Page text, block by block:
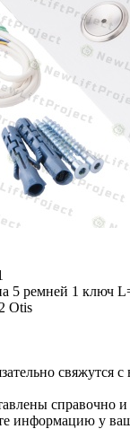
5 ремней 1 ключ
Otis
свяжутся с
справочно и
информацию у